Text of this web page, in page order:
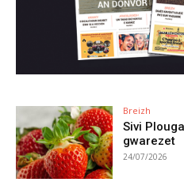
Breizh
Sivi
gwarezet
24/07/2026